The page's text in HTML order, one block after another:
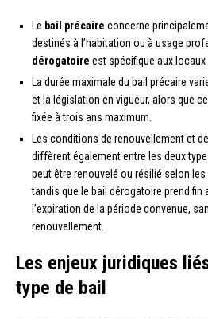
Le bail précaire concerne
destinés à l’habitation ou à usage
dérogatoire est spécifique aux
La durée maximale du bail précaire
et la législation en vigueur, alors que
fixée à trois ans maximum.
Les conditions de renouvellement et
diffèrent également entre les deux
peut être renouvelé ou résilié selon
tandis que le bail dérogatoire prend fin
l’expiration de la période convenue,
renouvellement.
Les enjeux juridiques
type de bail